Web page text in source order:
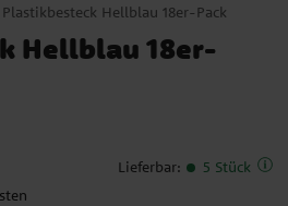
Plastikbesteck Hellblau 18er-Pack
Hellblau 18er-
Lieferbar: 5 Stück